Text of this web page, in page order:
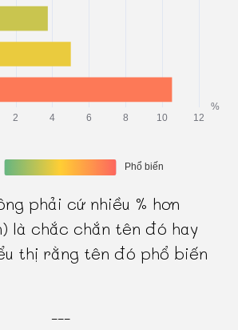
phải cứ nhiều % hơn
là chắc chắn tên đó hay
thị rằng tên đó phổ biến
---